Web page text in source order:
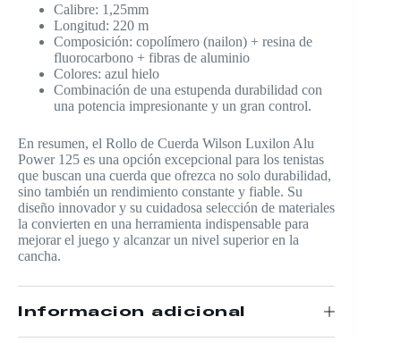
Calibre: 1,25mm
Longitud: 220 m
Composición: copolímero (nailon) + resina de
fluorocarbono + fibras de aluminio
Colores: azul hielo
Combinación de una estupenda durabilidad con
una potencia impresionante y un gran control.
En resumen, el Rollo de Cuerda Wilson Luxilon Alu
Power 125 es una opción excepcional para los tenistas
que buscan una cuerda que ofrezca no solo durabilidad,
sino también un rendimiento constante y fiable. Su
diseño innovador y su cuidadosa selección de materiales
la convierten en una herramienta indispensable para
mejorar el juego y alcanzar un nivel superior en la
cancha.
Información adicional